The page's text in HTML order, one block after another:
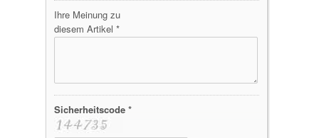
Ihre Meinung zu
diesem Artikel *
Sicherheitscode *